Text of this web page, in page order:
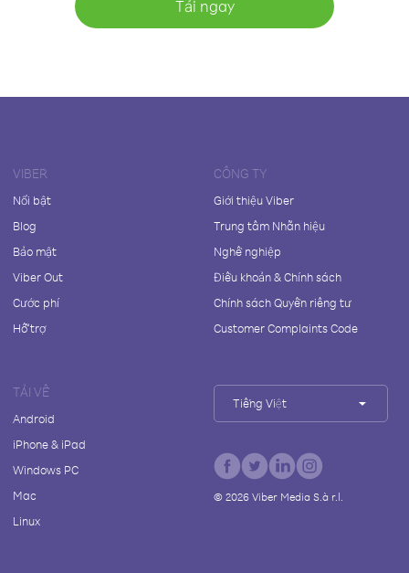
Tải ngay
VIBER
Nổi bật
Blog
Bảo mật
Viber Out
Cước phí
Hỗ trợ
CÔNG TY
Giới thiệu Viber
Trung tâm Nhãn hiệu
Nghề nghiệp
Điều khoản & Chính sách
Chính sách Quyền riêng tư
Customer Complaints Code
TẢI VỀ
Android
iPhone & iPad
Windows PC
Mac
Linux
Tiếng Việt
© 2026Viber Media S.à r.l.